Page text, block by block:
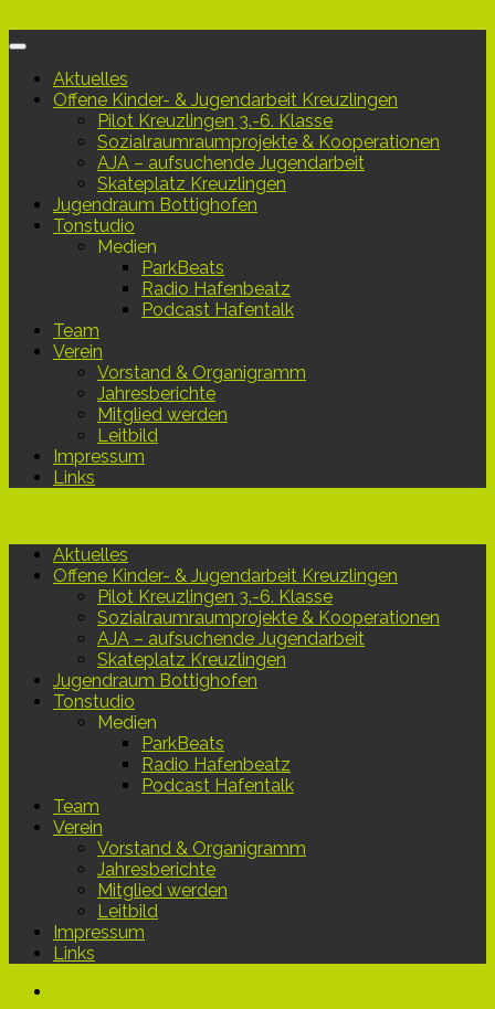
Aktuelles
Offene Kinder- & Jugendarbeit Kreuzlingen
Pilot Kreuzlingen 3.-6. Klasse
Sozialraumraumprojekte & Kooperationen
AJA – aufsuchende Jugendarbeit
Skateplatz Kreuzlingen
Jugendraum Bottighofen
Tonstudio
Medien
ParkBeats
Radio Hafenbeatz
Podcast Hafentalk
Team
Verein
Vorstand & Organigramm
Jahresberichte
Mitglied werden
Leitbild
Impressum
Links
Aktuelles
Offene Kinder- & Jugendarbeit Kreuzlingen
Pilot Kreuzlingen 3.-6. Klasse
Sozialraumraumprojekte & Kooperationen
AJA – aufsuchende Jugendarbeit
Skateplatz Kreuzlingen
Jugendraum Bottighofen
Tonstudio
Medien
ParkBeats
Radio Hafenbeatz
Podcast Hafentalk
Team
Verein
Vorstand & Organigramm
Jahresberichte
Mitglied werden
Leitbild
Impressum
Links